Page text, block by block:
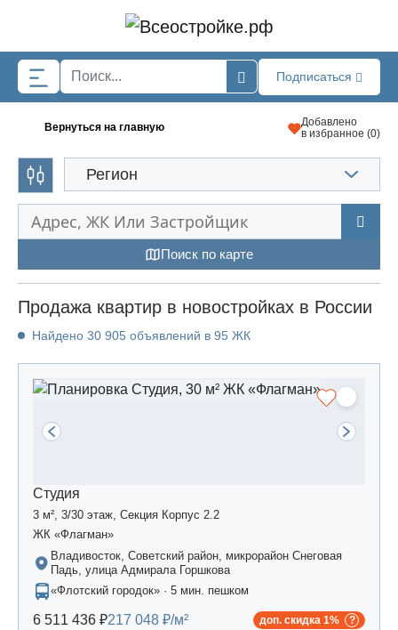
Подписаться
Вернуться на главную
Добавлено
в избранное (0)
Регион
Поиск по карте
Продажа квартир в новостройках в России
Найдено 30 905 объявлений в 95 ЖК
Студия
3 м², 3/30 этаж, Секция Корпус 2.2
ЖК «Флагман»
Владивосток, Советский район, микрорайон Снеговая
Падь, улица Адмирала Горшкова
«Флотский городок» · 5 мин. пешком
6 511 436 ₽217 048 ₽/м² доп. скидка 1%